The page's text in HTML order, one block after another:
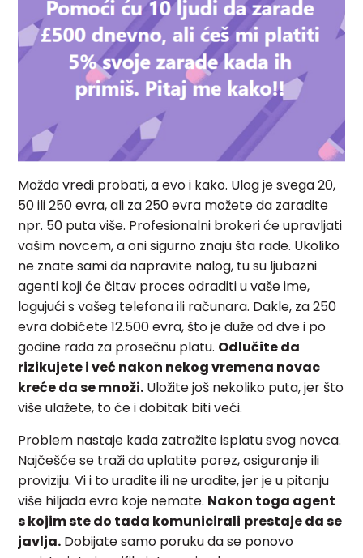
Možda vredi probati, a evo i kako. Ulog je svega 20,
50 ili 250 evra, ali za 250 evra možete da zaradite
npr. 50 puta više. Profesionalni brokeri će upravljati
vašim novcem, a oni sigurno znaju šta rade. Ukoliko
ne znate sami da napravite nalog, tu su ljubazni
agenti koji će čitav proces odraditi u vaše ime,
logujući s vašeg telefona ili računara. Dakle, za 250
evra dobićete 12.500 evra, što je duže od dve i po
godine rada za prosečnu platu. Odlučite da
rizikujete i već nakon nekog vremena novac
kreće da se množi. Uložite još nekoliko puta, jer što
više ulažete, to će i dobitak biti veći.
Problem nastaje kada zatražite isplatu svog novca.
Najčešće se traži da uplatite porez, osiguranje ili
proviziju. Vi i to uradite ili ne uradite, jer je u pitanju
više hiljada evra koje nemate. Nakon toga agent
s kojim ste do tada komunicirali prestaje da se
javlja. Dobijate samo poruku da se ponovo